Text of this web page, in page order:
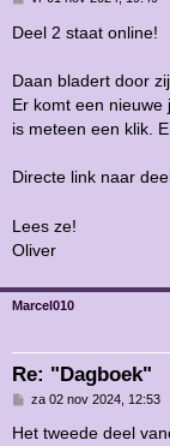
r
i
t
Deel 2 staat online!
Daan bladert door
Er komt een nieuwe
is meteen een klik.
Directe link naar
Lees ze!
Oliver
Marcel010
Re: "Dagboek"
B
r
za 02 nov 2024, 12:53
Het tweede deel